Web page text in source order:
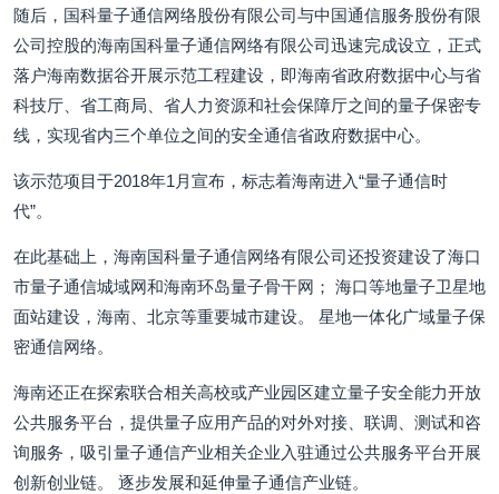
随后，国科量子通信网络股份有限公司与中国通信服务股份有限
公司控股的海南国科量子通信网络有限公司迅速完成设立，正式
落户海南数据谷开展示范工程建设，即海南省政府数据中心与省
科技厅、省工商局、省人力资源和社会保障厅之间的量子保密专
线，实现省内三个单位之间的安全通信省政府数据中心。
该示范项目于2018年1月宣布，标志着海南进入“量子通信时
代”。
在此基础上，海南国科量子通信网络有限公司还投资建设了海口
市量子通信城域网和海南环岛量子骨干网； 海口等地量子卫星地
面站建设，海南、北京等重要城市建设。 星地一体化广域量子保
密通信网络。
海南还正在探索联合相关高校或产业园区建立量子安全能力开放
公共服务平台，提供量子应用产品的对外对接、联调、测试和咨
询服务，吸引量子通信产业相关企业入驻通过公共服务平台开展
创新创业链。 逐步发展和延伸量子通信产业链。